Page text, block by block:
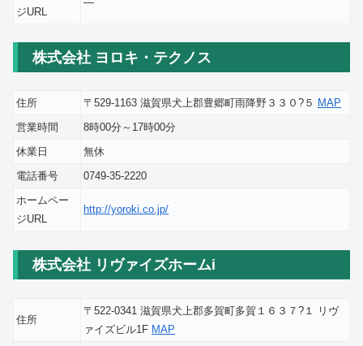
ジURL
株式会社 ヨロキ・テクノス
住所 〒529-1163 滋賀県犬上郡豊郷町雨降野３３０?５ MAP
営業時間
8時00分～17時00分
休業日
無休
電話番号
0749-35-2220
ホームペー
ジURL
http://yoroki.co.jp/
株式会社 リヴァイズホームi
住所
〒522-0341 滋賀県犬上郡多賀町多賀１６３７?１ リヴ
ァイズビル1F MAP